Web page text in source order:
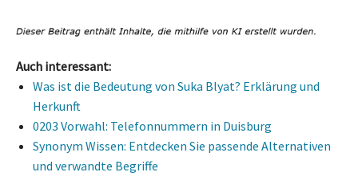
Auch interessant:
Was ist die Bedeutung von Suka Blyat? Erklärung und
Herkunft
0203 Vorwahl: Telefonnummern in Duisburg
Synonym Wissen: Entdecken Sie passende Alternativen
und verwandte Begriffe